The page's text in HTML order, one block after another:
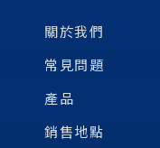
關於我們
常見問題
產品
銷售地點